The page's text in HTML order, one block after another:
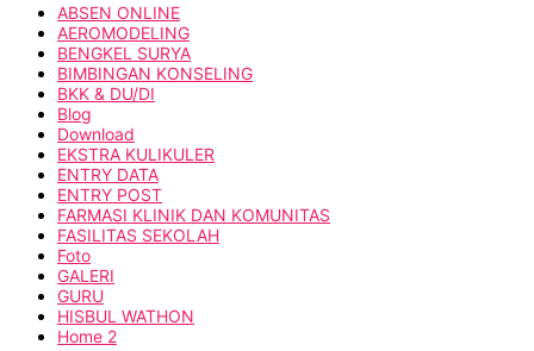
ABSEN ONLINE
AEROMODELING
BENGKEL SURYA
BIMBINGAN KONSELING
BKK & DU/DI
Blog
Download
EKSTRA KULIKULER
ENTRY DATA
ENTRY POST
FARMASI KLINIK DAN KOMUNITAS
FASILITAS SEKOLAH
Foto
GALERI
GURU
HISBUL WATHON
Home 2